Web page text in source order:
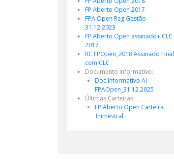
FP Aberto Open 2017
FPA Open Reg Gestão
31.12.2023
FP Aberto Open assinado+ CLC
2017
RC FPOpen_2018 Assinado Final
com CLC
Documento Informativo:
Doc.Informativo AI
FPAOpen_31.12.2025
Últimas Carteiras:
FP Aberto Open Carteira
Trimestral